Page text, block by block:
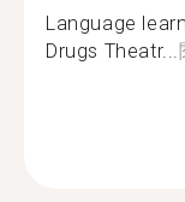
Language
Drugs Theatr...